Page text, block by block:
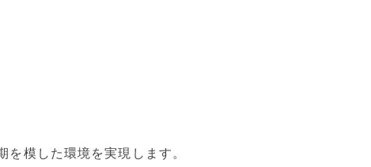
模した環境を実現します。